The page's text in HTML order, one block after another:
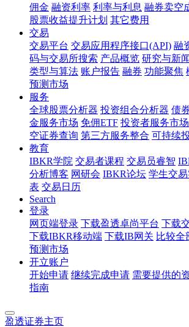
佣金 融资利率 利率与利息 融券卖空
股票收益提升计划 其它费用
交易
交易平台 交易应用程序接口(API) 融
码与交易所搜索 产品概览 研究与新闻
类型与算法 账户报告 融券 功能聚焦
预测市场
服务
全球股票分析器 投资组合分析器 债
金服务市场 免佣ETF 投资者服务市场
空证券查询 第三方服务整合 可持续
教育
IBKR学院 交易者课程 交易员睿智
分析博客 网研会 IBKR论坛 学生交
表 交易日历
Search
登录
网页端登录 下载盈透卓尚平台 下载
下载IBKR移动端 下载IB网关 比较全
预测市场
开立账户
开始申请 继续完成申请 需要提供的
指南
盈透证券主页